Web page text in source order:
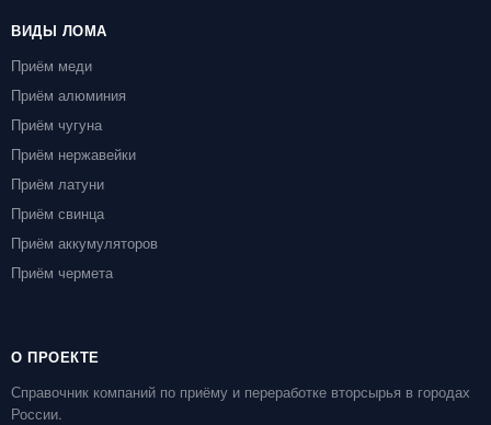
ВИДЫ ЛОМА
Приём меди
Приём алюминия
Приём чугуна
Приём нержавейки
Приём латуни
Приём свинца
Приём аккумуляторов
Приём чермета
О ПРОЕКТЕ
Справочник компаний по приёму и переработке вторсырья в городах
России.